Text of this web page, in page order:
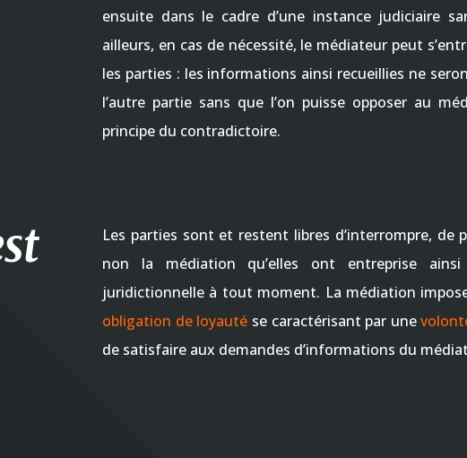
ensuite dans le cadre d’une instance judiciaire
ailleurs, en cas de nécessité, le médiateur peut
les parties : les informations ainsi recueillies ne
l’autre partie sans que l’on puisse opposer au
principe du contradictoire.
Les parties sont et restent libres d’interrompre, de
non la médiation qu’elles ont entreprise
juridictionnelle à tout moment. La médiation
obligation de loyauté se caractérisant par une
de satisfaire aux demandes d’informations du